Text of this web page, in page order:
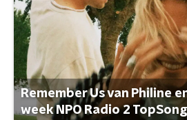
Remember Us van Philine
week NPO Radio 2 TopSong